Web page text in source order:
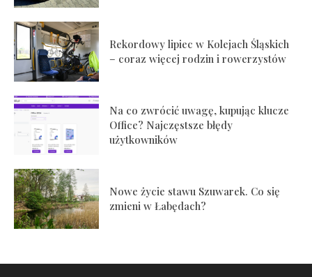
Rekordowy lipiec w Kolejach Śląskich
– coraz więcej rodzin i rowerzystów
Na co zwrócić uwagę, kupując klucze
Office? Najczęstsze błędy
użytkowników
Nowe życie stawu Szuwarek. Co się
zmieni w Łabędach?